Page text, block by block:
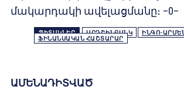
մակարդակի ավելացմանը։ –0–
ՊԻՏԱԿՆԵՐ ԱՐԴՇԻՆԲԱՆԿ
ԻՆԳՈ-
ՖԻՆԱՆՍԱԿԱՆ ՀԱՇՏԱՐԱՐ
ԱՄԵՆԱԴԻՏՎԱԾ